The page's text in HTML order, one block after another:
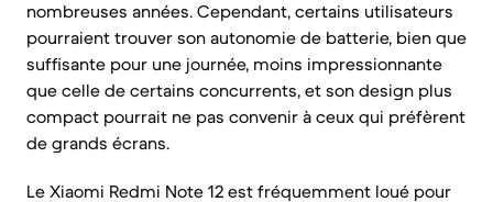
nombreuses années. Cependant, certains utilisateurs
pourraient trouver son autonomie de batterie, bien que
suffisante pour une journée, moins impressionnante
que celle de certains concurrents, et son design plus
compact pourrait ne pas convenir à ceux qui préfèrent
de grands écrans.
Le Xiaomi Redmi Note 12 est fréquemment loué pour